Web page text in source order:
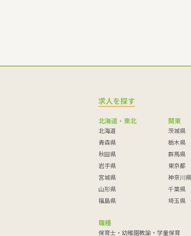
求人を探す
北海道・東北
北海道
青森県
秋田県
岩手県
宮城県
山形県
福島県
関東
茨城県
栃木県
群馬県
東京都
神奈川県
千葉県
埼玉県
職種
保育士・幼稚園教諭・学童保育